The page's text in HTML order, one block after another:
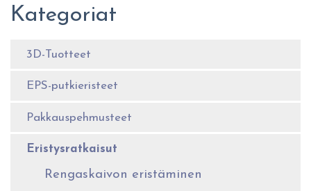
Kategoriat
3D-Tuotteet
EPS-putkieristeet
Pakkauspehmusteet
Eristysratkaisut
Rengaskaivon eristäminen